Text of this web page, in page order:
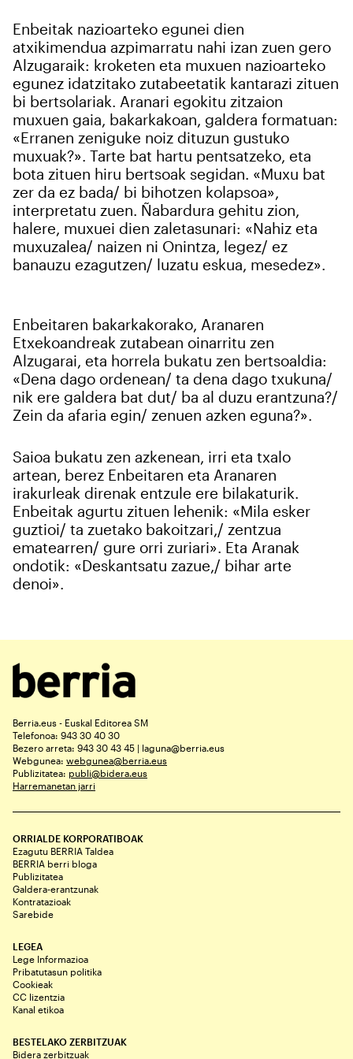
erabiltzeko baimen esplizitua ematen diguzu.
irakurri
Enbeitak nazioarteko egunei dien
atxikimendua azpimarratu nahi izan zuen gero
Alzugaraik: kroketen eta muxuen nazioarteko
egunez idatzitako zutabeetatik kantarazi zituen
bi bertsolariak. Aranari egokitu zitzaion
muxuen gaia, bakarkakoan, galdera formatuan:
«Erranen zeniguke noiz dituzun gustuko
muxuak?». Tarte bat hartu pentsatzeko, eta
bota zituen hiru bertsoak segidan. «Muxu bat
zer da ez bada/ bi bihotzen kolapsoa»,
interpretatu zuen. Ñabardura gehitu zion,
halere, muxuei dien zaletasunari: «Nahiz eta
muxuzalea/ naizen ni Onintza, legez/ ez
banauzu ezagutzen/ luzatu eskua, mesedez».
Enbeitaren bakarkakorako, Aranaren
Etxekoandreak zutabean oinarritu zen
Alzugarai, eta horrela bukatu zen bertsoaldia:
«Dena dago ordenean/ ta dena dago txukuna/
nik ere galdera bat dut/ ba al duzu erantzuna?/
Zein da afaria egin/ zenuen azken eguna?».
Saioa bukatu zen azkenean, irri eta txalo
artean, berez Enbeitaren eta Aranaren
irakurleak direnak entzule ere bilakaturik.
Enbeitak agurtu zituen lehenik: «Mila esker
guztioi/ ta zuetako bakoitzari,/ zentzua
ematearren/ gure orri zuriari». Eta Aranak
ondotik: «Deskantsatu zazue,/ bihar arte
denoi».
Berria.eus - Euskal Editorea SM
Telefonoa: 943 30 40 30
Bezero arreta: 943 30 43 45 | laguna@berria.eus
Webgunea: webgunea@berria.eus
Publizitatea: publi@bidera.eus
Harremanetan jarri
ORRIALDE KORPORATIBOAK
Ezagutu BERRIA Taldea
BERRIA berri bloga
Publizitatea
Galdera-erantzunak
Kontratazioak
Sarebide
LEGEA
Lege Informazioa
Pribatutasun politika
Cookieak
CC lizentzia
Kanal etikoa
BESTELAKO ZERBITZUAK
Bidera zerbitzuak